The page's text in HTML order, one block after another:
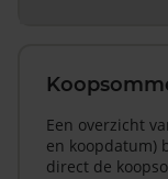
Een overzicht
en koopdatum)
direct de